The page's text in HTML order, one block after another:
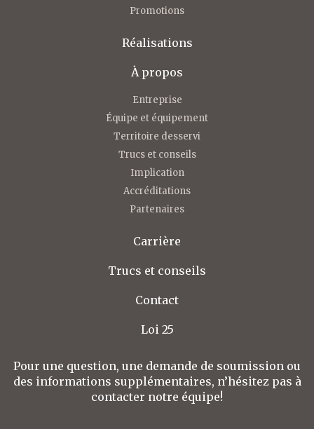
Promotions
Réalisations
À propos
Entreprise
Équipe et équipement
Territoire desservi
Trucs et conseils
Implication
Accréditations
Partenaires
Carrière
Trucs et conseils
Contact
Loi 25
Pour une question, une demande de soumission ou
des informations supplémentaires, n’hésitez pas à
contacter notre équipe!